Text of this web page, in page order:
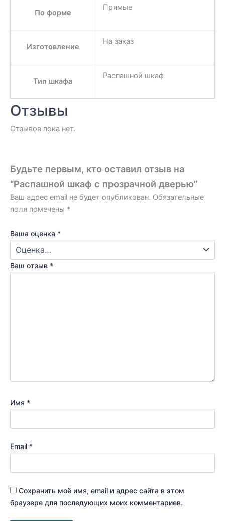
По форме
Прямые
Изготовление
На заказ
Тип шкафа
Распашной шкаф
Отзывы
Отзывов пока нет.
Будьте первым, кто оставил отзыв на
“Распашной шкаф с прозрачной дверью”
Ваш адрес email не будет опубликован. Обязательные
поля помечены *
Ваша оценка *
Ваш отзыв *
Имя *
Email *
Сохранить моё имя, email и адрес сайта в этом
браузере для последующих моих комментариев.